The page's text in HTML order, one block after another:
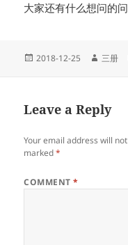
大家还有什么想问的
Posted
2018-12-25 Author
三册
Leave a Reply
Your email address will
marked*
COMMENT*